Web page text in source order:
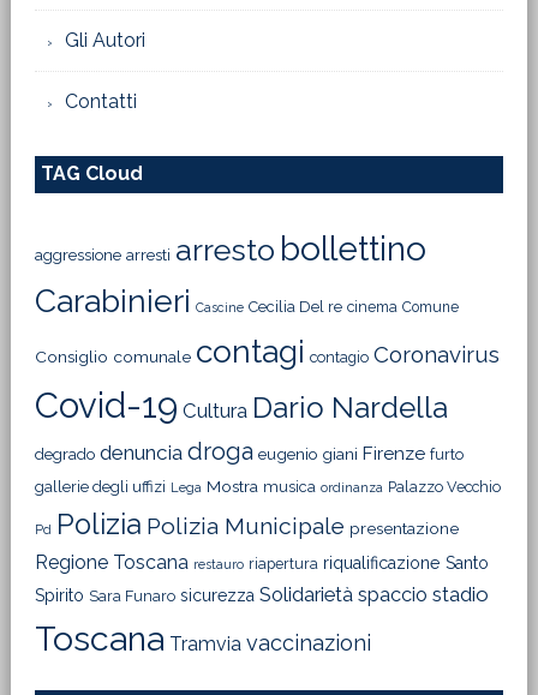
Gli Autori
Contatti
TAG Cloud
aggressione arresti arresto bollettino
Carabinieri Cascine Cecilia Del re cinema Comune
Consiglio comunale contagi contagio Coronavirus
Covid-19 Cultura Dario Nardella
degrado denuncia droga eugenio giani Firenze furto
gallerie degli uffizi Lega Mostra musica ordinanza Palazzo Vecchio
Pd Polizia Polizia Municipale presentazione
Regione Toscana restauro riapertura riqualificazione Santo
Spirito Sara Funaro sicurezza Solidarietà spaccio stadio
Toscana Tramvia vaccinazioni